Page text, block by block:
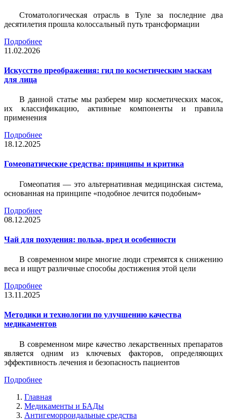
Стоматологическая отрасль в Туле за последние два
десятилетия прошла колоссальный путь трансформации
Подробнее
11.02.2026
Искусство преображения: гид по косметическим маскам
для лица
В данной статье мы разберем мир косметических масок,
их классификацию, активные компоненты и правила
применения
Подробнее
18.12.2025
Гомеопатические средства: принципы и критика
Гомеопатия — это альтернативная медицинская система,
основанная на принципе «подобное лечится подобным»
Подробнее
08.12.2025
Чай для похудения: польза, вред и особенности
В современном мире многие люди стремятся к снижению
веса и ищут различные способы достижения этой цели
Подробнее
13.11.2025
Методики и технологии по улучшению качества
медикаментов
В современном мире качество лекарственных препаратов
является одним из ключевых факторов, определяющих
эффективность лечения и безопасность пациентов
Подробнее
Главная
Медикаменты и БАДы
Антигеморроидальные средства